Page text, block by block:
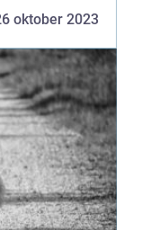
verden,
oktober 2023